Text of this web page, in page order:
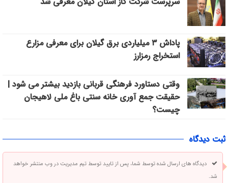
پاداش ۳ میلیاردی برق گیلان برای معرفی مزارع
استخراج رمزارز
وقتی دستاورد فرهنگی قربانی بازدید بیشتر می شود |
حقیقت جمع آوری خانه سنتی باغ ملی لاهیجان
چیست؟
ثبت دیدگاه
دیدگاه های ارسال شده توسط شما، پس از تایید توسط تیم مدیریت در وب منتشر خواهد
شد.